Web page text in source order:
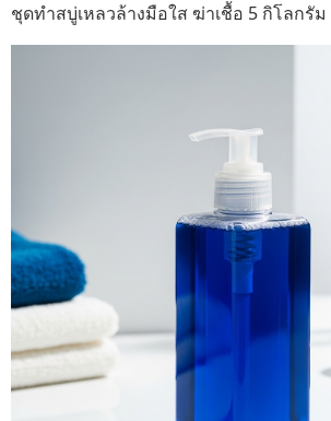
ชุดทำสบู่เหลวล้างมือใส ฆ่าเชื้อ 5 กิโลกรัม